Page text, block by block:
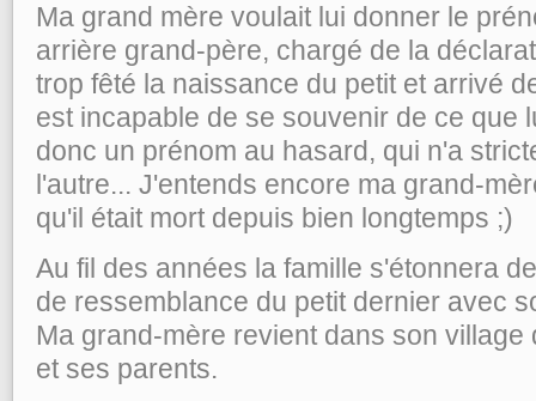
Ma grand mère voulait lui donner le
arrière grand-père, chargé de la
trop fêté la naissance du petit et arrivé
est incapable de se souvenir de ce que
donc un prénom au hasard, qui n'a
l'autre... J'entends encore ma grand-
qu'il était mort depuis bien longtemps ;)
Au fil des années la famille s'étonnera
de ressemblance du petit dernier avec
Ma grand-mère revient dans son
et ses parents.